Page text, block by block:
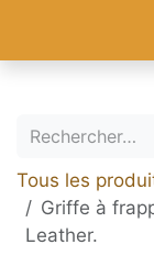
Tous les
Griffe à
Leather.